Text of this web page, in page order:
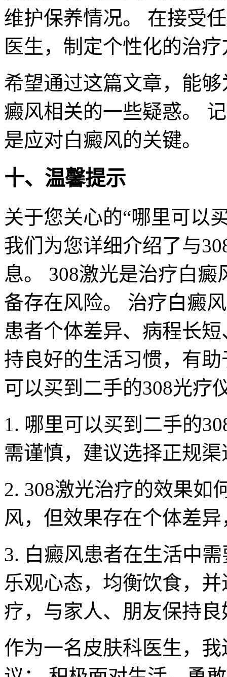
维护保养情况。 在接受
医生，制定个性化的治
希望通过这篇文章，能
癜风相关的一些疑惑。
是应对白癜风的关键。
十、温馨提示
关于您关心的“哪里可以
我们为您详细介绍了与
息。 308激光是治疗白
备存在风险。 治疗白癜
患者个体差异、病程长
持良好的生活习惯，有
可以买到二手的308光疗
1. 哪里可以买到二手的
需谨慎，建议选择正规
2. 308激光治疗的效果如
风，但效果存在个体差
3. 白癜风患者在生活中
乐观心态，均衡饮食，
疗，与家人、朋友保持
作为一名皮肤科医生，